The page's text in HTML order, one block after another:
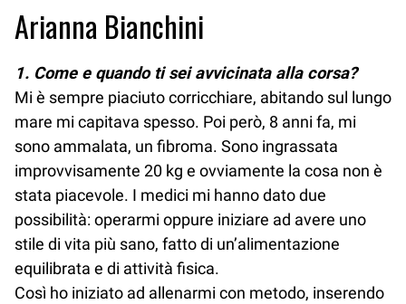
Arianna Bianchini
1. Come e quando ti sei avvicinata alla corsa?
Mi è sempre piaciuto corricchiare, abitando sul lungo
mare mi capitava spesso. Poi però, 8 anni fa, mi
sono ammalata, un fibroma. Sono ingrassata
improvvisamente 20 kg e ovviamente la cosa non è
stata piacevole. I medici mi hanno dato due
possibilità: operarmi oppure iniziare ad avere uno
stile di vita più sano, fatto di un’alimentazione
equilibrata e di attività fisica.
Così ho iniziato ad allenarmi con metodo, inserendo